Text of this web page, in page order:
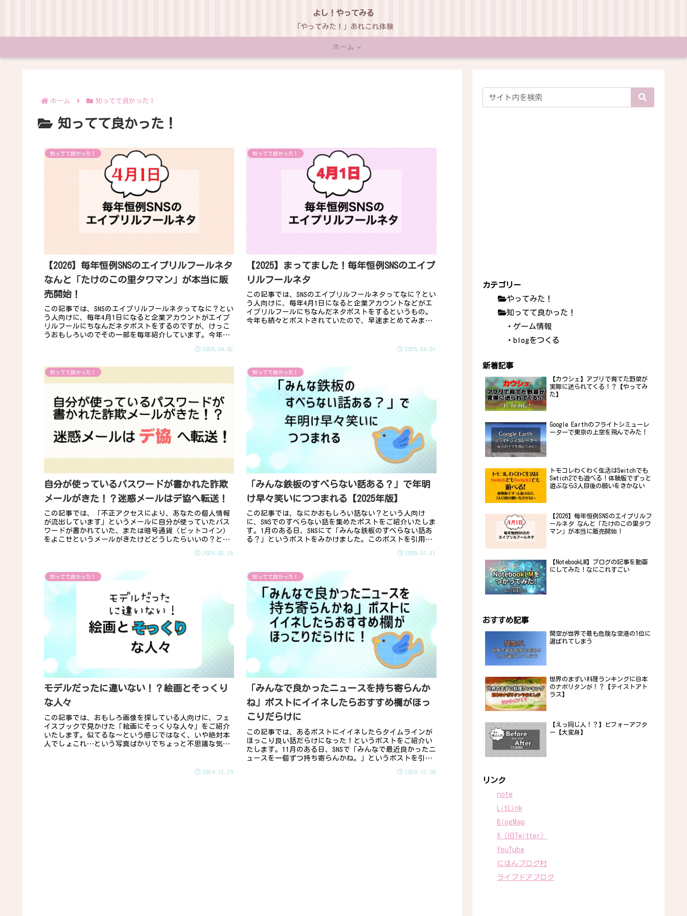
よし！やってみる
「やってみた！」あれこれ体験
ホーム
ホーム 知ってて良かった！
知ってて良かった！
知ってて良かった！
【2026】毎年恒例SNSのエイプリルフールネタ
なんと「たけのこの里タワマン」が本当に販
売開始！
この記事では、SNSのエイプリルフールネタってなに？とい
う人向けに、毎年4月1日になると企業アカウントがエイプ
リルフールにちなんだネタポストをするのですが、けっこ
うおもしろいのでその一部を毎年紹介しています。今年は
2026.04.02
知ってて良かった！
【2025】まってました！毎年恒例SNSのエイプ
リルフールネタ
この記事では、SNSのエイプリルフールネタってなに？とい
う人向けに、毎年4月1日になると企業アカウントなどがエ
イプリルフールにちなんだネタポストをするというもの。
今年も続々とポストされていたので、早速まとめてみまし
2025.04.01
知ってて良かった！
自分が使っているパスワードが書かれた詐欺
メールがきた！？迷惑メールはデ協へ転送！
この記事では、「不正アクセスにより、あなたの個人情報
が流出しています」というメールに自分が使っていたパス
ワードが書かれていた、または暗号通貨（ビットコイン）
をよこせというメールがきたけどどうしたらいいの？とい
2025.02.26
知ってて良かった！
「みんな鉄板のすべらない話ある？」で年明
け早々笑いにつつまれる【2025年版】
この記事では、なにかおもしろい話ない？という人向け
に、SNSでのすべらない話を集めたポストをご紹介いたしま
す。1月のある日、SNSにて「みんな鉄板のすべらない話あ
る？」というポストをみかけました。このポストを引用し
2025.01.31
知ってて良かった！
モデルだったに違いない！？絵画とそっくり
な人々
この記事では、おもしろ画像を探している人向けに、フェ
イスブックで見かけた「絵画にそっくりな人々」をご紹介
いたします。似てるな～という感じではなく、いや絶対本
人でしょこれ…という写真ばかりでちょっと不思議な気持
2024.12.29
知ってて良かった！
「みんなで良かったニュースを持ち寄らんか
ね」ポストにイイネしたらおすすめ欄がほっ
こりだらけに
この記事では、あるポストにイイネしたらタイムラインが
ほっこり良い話だらけになった！というポストをご紹介い
たします。11月のある日、SNSで「みんなで最近良かったニ
ュースを一個ずつ持ち寄らんかね。」というポストを引用
2024.12.08
カテゴリー
やってみた！
知ってて良かった！
・ゲーム情報
・blogをつくる
新着記事
【カウシェ】アプリで育てた野菜が
実際に送られてくる！？【やってみ
た】
Google Earthのフライトシミューレ
ーターで東京の上空を飛んでみた！
トモコレわくわく生活はSwitchでも
Swtich2でも遊べる！体験版でずっと
遊ぶなら3人目後の願いをきかない
【2026】毎年恒例SNSのエイプリルフ
ールネタ なんと「たけのこの里タワ
マン」が本当に販売開始！
【NotebookLM】ブログの記事を動画
にしてみた！なにこれすごい
おすすめ記事
関空が世界で最も危険な空港の1位に
選ばれてしまう
世界のまずい料理ランキングに日本
のナポリタンが！？【テイストアト
ラス】
【えっ同じ人！？】ビフォーアフタ
ー【大変身】
リンク
note
LitLink
BlogMap
X（旧Twitter）
YouTube
にほんブログ村
ライブドアブログ